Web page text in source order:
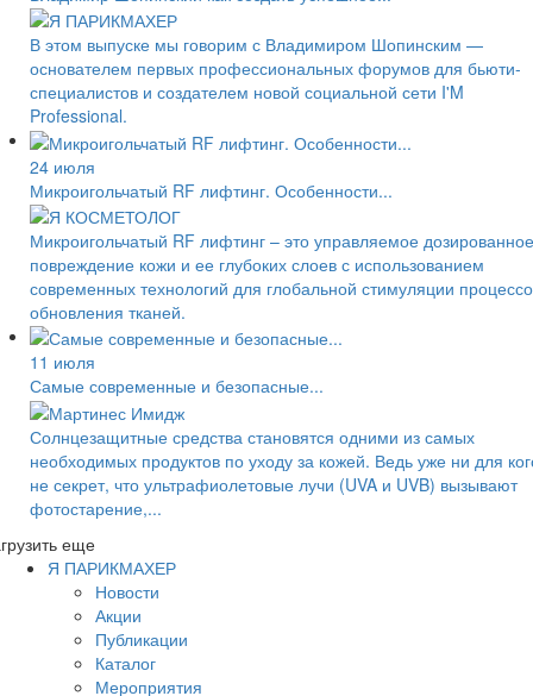
В этом выпуске мы говорим с Владимиром Шопинским —
основателем первых профессиональных форумов для бьюти-
специалистов и создателем новой социальной сети I'M
Professional.
24 июля
Микроигольчатый RF лифтинг. Особенности...
Микроигольчатый RF лифтинг – это управляемое дозированное
повреждение кожи и ее глубоких слоев с использованием
современных технологий для глобальной стимуляции
обновления тканей.
11 июля
Самые современные и безопасные...
Солнцезащитные средства становятся одними из самых
необходимых продуктов по уходу за кожей. Ведь уже ни для
не секрет, что ультрафиолетовые лучи (UVA и UVB) вызывают
фотостарение,...
еще
Я ПАРИКМАХЕР
Новости
Акции
Публикации
Каталог
Мероприятия